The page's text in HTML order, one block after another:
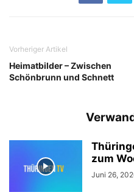
Vorheriger Artikel
Heimatbilder – Zwischen
Schönbrunn und Schnett
zum
Juni 26,